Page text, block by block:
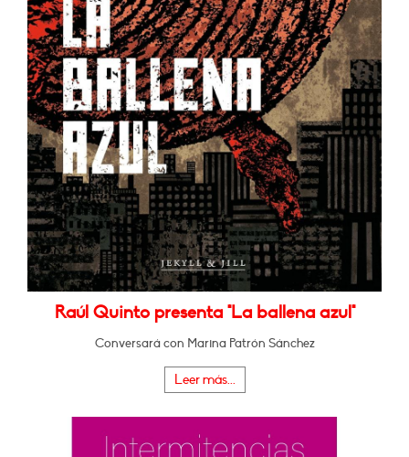
Raúl Quinto presenta "La ballena azul"
Conversará con Marina Patrón Sánchez
Leer más...